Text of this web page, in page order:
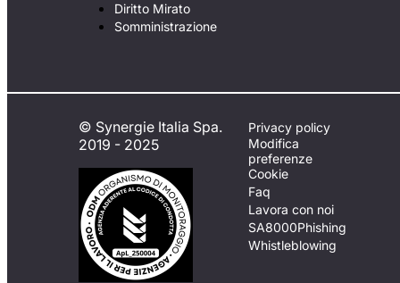
Diritto Mirato
Somministrazione
© Synergie Italia Spa.
2019 - 2025
Privacy policy
Modifica
preferenze
Cookie
Faq
Lavora con noi
SA8000Phishing
Whistleblowing